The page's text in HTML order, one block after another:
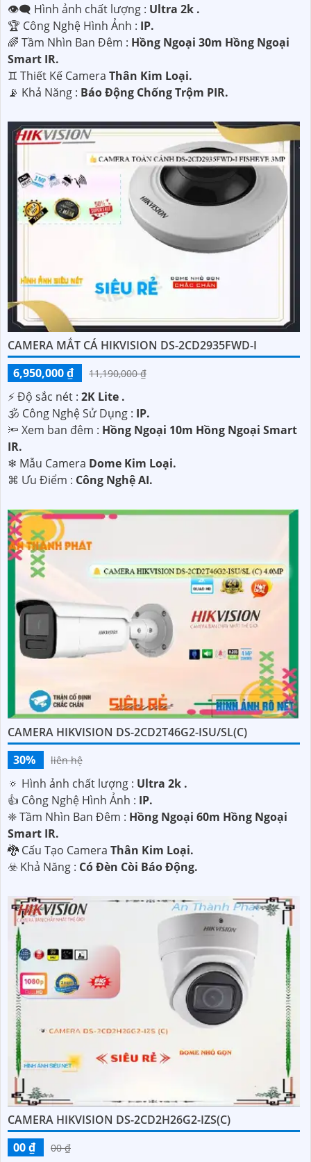
👁️‍🗨 Hình ảnh chất lượng : Ultra 2k .
🏆 Công Nghệ Hình Ảnh : IP.
🌈 Tầm Nhìn Ban Đêm : Hồng Ngoại 30m Hồng Ngoại
Smart IR.
♊ Thiết Kế Camera Thân Kim Loại.
️📡 Khả Năng : Báo Động Chống Trộm PIR.
CAMERA MẮT CÁ HIKVISION DS-2CD2935FWD-I
6,950,000 ₫
11,190,000 ₫
️⚡ Độ sắc nét : 2K Lite .
🕉️ Công Nghệ Sử Dụng : IP.
🔦 Xem ban đêm : Hồng Ngoại 10m Hồng Ngoại Smart
IR.
❄ Mẫu Camera Dome Kim Loại.
️⌘ Ưu Điểm : Công Nghệ AI.
CAMERA HIKVISION DS-2CD2T46G2-ISU/SL(C)
30%
liên hệ
🔅 Hình ảnh chất lượng : Ultra 2k .
👍 Công Nghệ Hình Ảnh : IP.
❈ Tầm Nhìn Ban Đêm : Hồng Ngoại 60m Hồng Ngoại
Smart IR.
🐉️ Cấu Tạo Camera Thân Kim Loại.
️☣️ Khả Năng : Có Đèn Còi Báo Động.
CAMERA HIKVISION DS-2CD2H26G2-IZS(C)
00 ₫
00 ₫